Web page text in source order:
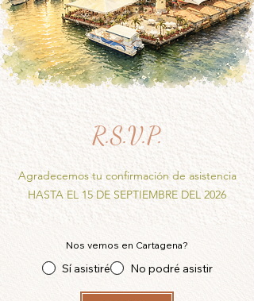
R.S.V.P.
Agradecemos tu confirmación de asistencia
HASTA EL 15 DE SEPTIEMBRE DEL 2026
Nos vemos en Cartagena?
Sí asistiré No podré asistir